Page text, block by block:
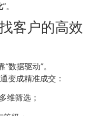
”。
客户的高效
数据驱动”。
变成精准成交：
维筛选；